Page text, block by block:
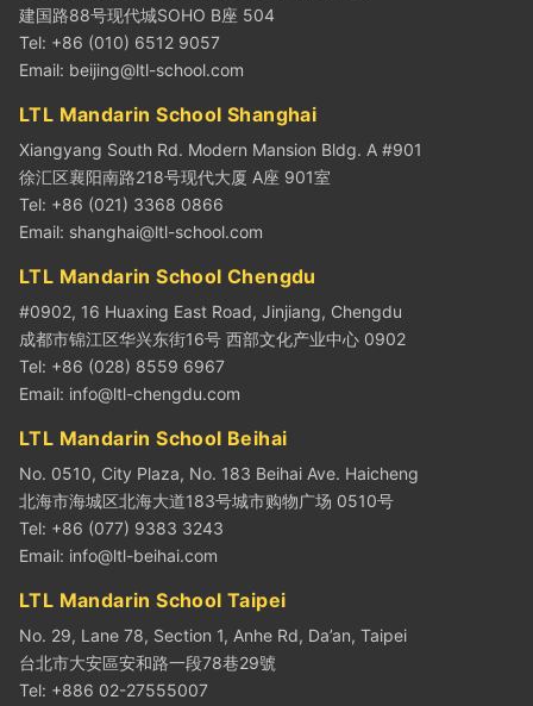
建国路88号现代城SOHO B座 504
Tel: +86 (010) 6512 9057
Email: beijing@ltl-school.com
LTL Mandarin School Shanghai
Xiangyang South Rd. Modern Mansion Bldg. A #901
徐汇区襄阳南路218号现代大厦 A座 901室
Tel: +86 (021) 3368 0866
Email: shanghai@ltl-school.com
LTL Mandarin School Chengdu
#0902, 16 Huaxing East Road, Jinjiang, Chengdu
成都市锦江区华兴东街16号 西部文化产业中心 0902
Tel: +86 (028) 8559 6967
Email: info@ltl-chengdu.com
LTL Mandarin School Beihai
No. 0510, City Plaza, No. 183 Beihai Ave. Haicheng
北海市海城区北海大道183号城市购物广场 0510号
Tel: +86 (077) 9383 3243
Email: info@ltl-beihai.com
LTL Mandarin School Taipei
No. 29, Lane 78, Section 1, Anhe Rd, Da’an, Taipei
台北市大安區安和路一段78巷29號
Tel: +886 02-27555007